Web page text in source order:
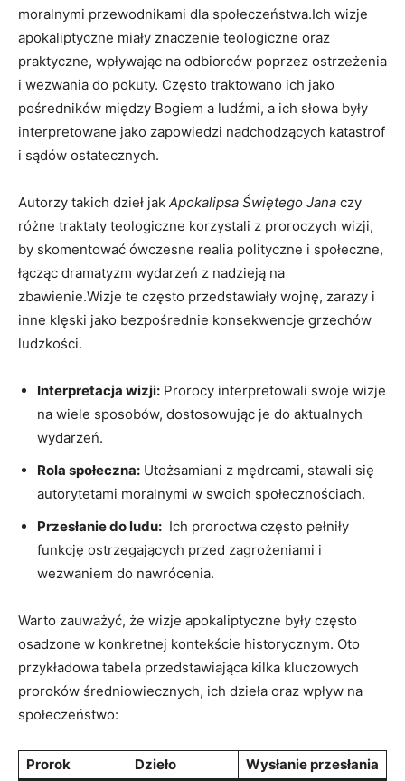
moralnymi przewodnikami⁣ dla ​społeczeństwa.Ich wizje
apokaliptyczne⁣ miały znaczenie teologiczne oraz
praktyczne, wpływając na odbiorców poprzez ostrzeżenia
i wezwania⁢ do​ pokuty. Często ⁤traktowano ich jako
pośredników między Bogiem a⁤ ludźmi, a ich słowa⁤ były
interpretowane jako​ zapowiedzi⁢ nadchodzących katastrof
i sądów⁣ ostatecznych.
Autorzy takich dzieł jak Apokalipsa Świętego Jana czy
różne traktaty teologiczne korzystali z proroczych wizji,
by skomentować ówczesne realia polityczne i społeczne,
łącząc dramatyzm wydarzeń z ‌nadzieją na
⁢zbawienie.Wizje te często przedstawiały wojnę,⁤ zarazy i
⁢inne klęski jako bezpośrednie konsekwencje ⁢grzechów
ludzkości.
Interpretacja wizji: Prorocy interpretowali swoje wizje
na wiele sposobów, dostosowując je ⁣do ⁣aktualnych
wydarzeń.
Rola społeczna: Utożsamiani z mędrcami, stawali się
autorytetami moralnymi w swoich społecznościach.
Przesłanie do ludu: ‌ Ich⁤ proroctwa często ⁣pełniły
funkcję ostrzegających przed zagrożeniami i
‍wezwaniem do nawrócenia.
Warto zauważyć, że wizje apokaliptyczne były‍ często⁣
osadzone w konkretnej‍ kontekście historycznym. ⁢Oto
przykładowa tabela⁣ przedstawiająca kilka kluczowych
proroków średniowiecznych, ich dzieła ​oraz wpływ na
społeczeństwo:
Prorok Dzieło Wysłanie przesłania